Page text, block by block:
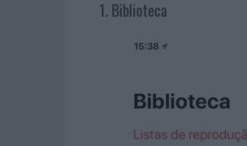
1. Biblioteca